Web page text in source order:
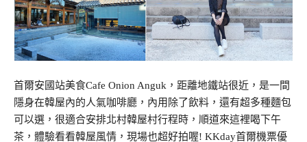
首爾安國站美食Cafe Onion Anguk，距離地鐵站很近，是一間
隱身在韓屋內的人氣咖啡廳，內用除了飲料，還有超多種麵包
可以選，很適合安排北村韓屋村行程時，順道來這裡喝下午
茶，體驗看看韓屋風情，現場也超好拍喔! KKday首爾機票優